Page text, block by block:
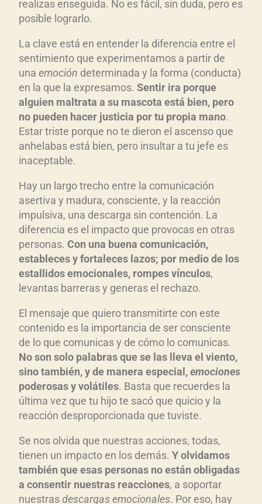
realizas enseguida. No es fácil, sin duda, pero es
posible lograrlo.
La clave está en entender la diferencia entre el
sentimiento que experimentamos a partir de
una emoción determinada y la forma (conducta)
en la que la expresamos. Sentir ira porque
alguien maltrata a su mascota está bien, pero
no pueden hacer justicia por tu propia mano.
Estar triste porque no te dieron el ascenso que
anhelabas está bien, pero insultar a tu jefe es
inaceptable.
Hay un largo trecho entre la comunicación
asertiva y madura, consciente, y la reacción
impulsiva, una descarga sin contención. La
diferencia es el impacto que provocas en otras
personas. Con una buena comunicación,
estableces y fortaleces lazos; por medio de los
estallidos emocionales, rompes vínculos,
levantas barreras y generas el rechazo.
El mensaje que quiero transmitirte con este
contenido es la importancia de ser consciente
de lo que comunicas y de cómo lo comunicas.
No son solo palabras que se las lleva el viento,
sino también, y de manera especial,emociones
poderosas y volátiles. Basta que recuerdes la
última vez que tu hijo te sacó que quicio y la
reacción desproporcionada que tuviste.
Se nos olvida que nuestras acciones, todas,
tienen un impacto en los demás. Y olvidamos
también que esas personas no están obligadas
a consentir nuestras reacciones, a soportar
nuestrasdescargas emocionales. Por eso, hay